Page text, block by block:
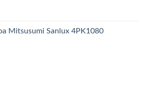
Mitsusumi Sanlux 4PK1080